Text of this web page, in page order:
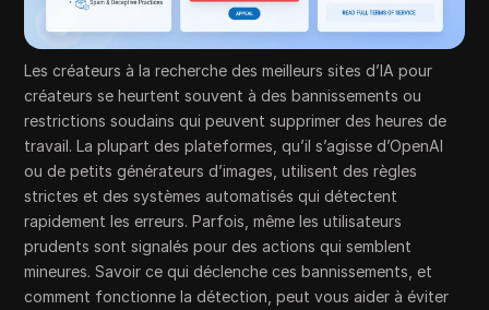
Les créateurs à la recherche des meilleurs sites d’IA pour
créateurs se heurtent souvent à des bannissements ou
restrictions soudains qui peuvent supprimer des heures de
travail. La plupart des plateformes, qu’il s’agisse d’OpenAI
ou de petits générateurs d’images, utilisent des règles
strictes et des systèmes automatisés qui détectent
rapidement les erreurs. Parfois, même les utilisateurs
prudents sont signalés pour des actions qui semblent
mineures. Savoir ce qui déclenche ces bannissements, et
comment fonctionne la détection, peut vous aider à éviter